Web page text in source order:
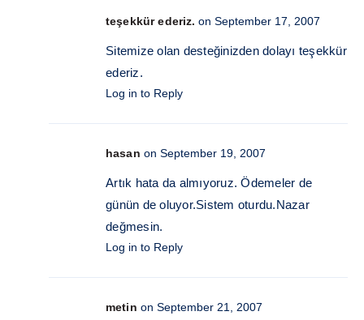
teşekkür ederiz. on September 17, 2007
Sitemize olan desteğinizden dolayı teşekkür
ederiz.
Log in to Reply
hasan on September 19, 2007
Artık hata da almıyoruz. Ödemeler de
günün de oluyor.Sistem oturdu.Nazar
değmesin.
Log in to Reply
metin on September 21, 2007